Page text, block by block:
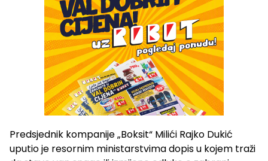
Predsjednik kompanije „Boksit“ Milići Rajko Dukić
uputio je resornim ministarstvima dopis u kojem traži